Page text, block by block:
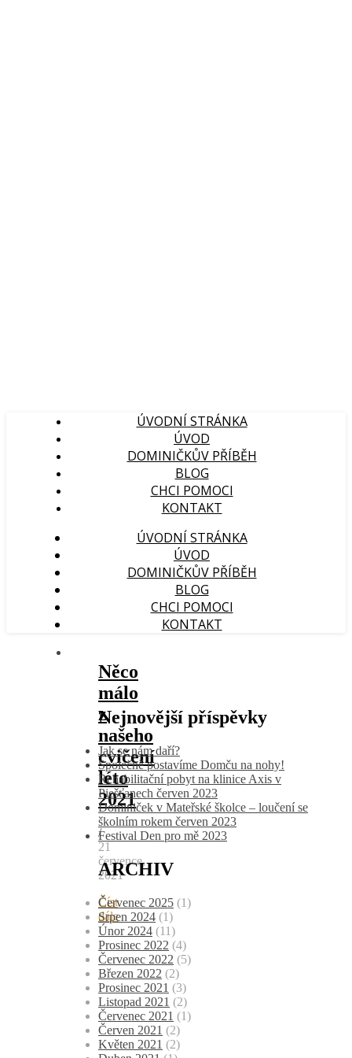
ÚVODNÍ STRÁNKA
ÚVOD
DOMINIČKŮV PŘÍBĚH
BLOG
CHCI POMOCI
KONTAKT
ÚVODNÍ STRÁNKA
ÚVOD
DOMINIČKŮV PŘÍBĚH
BLOG
CHCI POMOCI
KONTAKT
Něco
málo
z
našeho
cvičení
léto
2021
/
21
července,
2021
Číst
dále
Nejnovější příspěvky
Jak se nám daří?
Společně postavíme Domču na nohy!
Rehabilitační pobyt na klinice Axis v
Piešťanech červen 2023
Dominiček v Mateřské školce – loučení se
školním rokem červen 2023
Festival Den pro mě 2023
ARCHIV
Červenec 2025 (1)
Srpen 2024 (1)
Únor 2024 (11)
Prosinec 2022 (4)
Červenec 2022 (5)
Březen 2022 (2)
Prosinec 2021 (3)
Listopad 2021 (2)
Červenec 2021 (1)
Červen 2021 (2)
Květen 2021 (2)